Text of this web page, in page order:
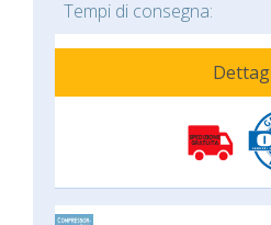
Tempi di consegna: